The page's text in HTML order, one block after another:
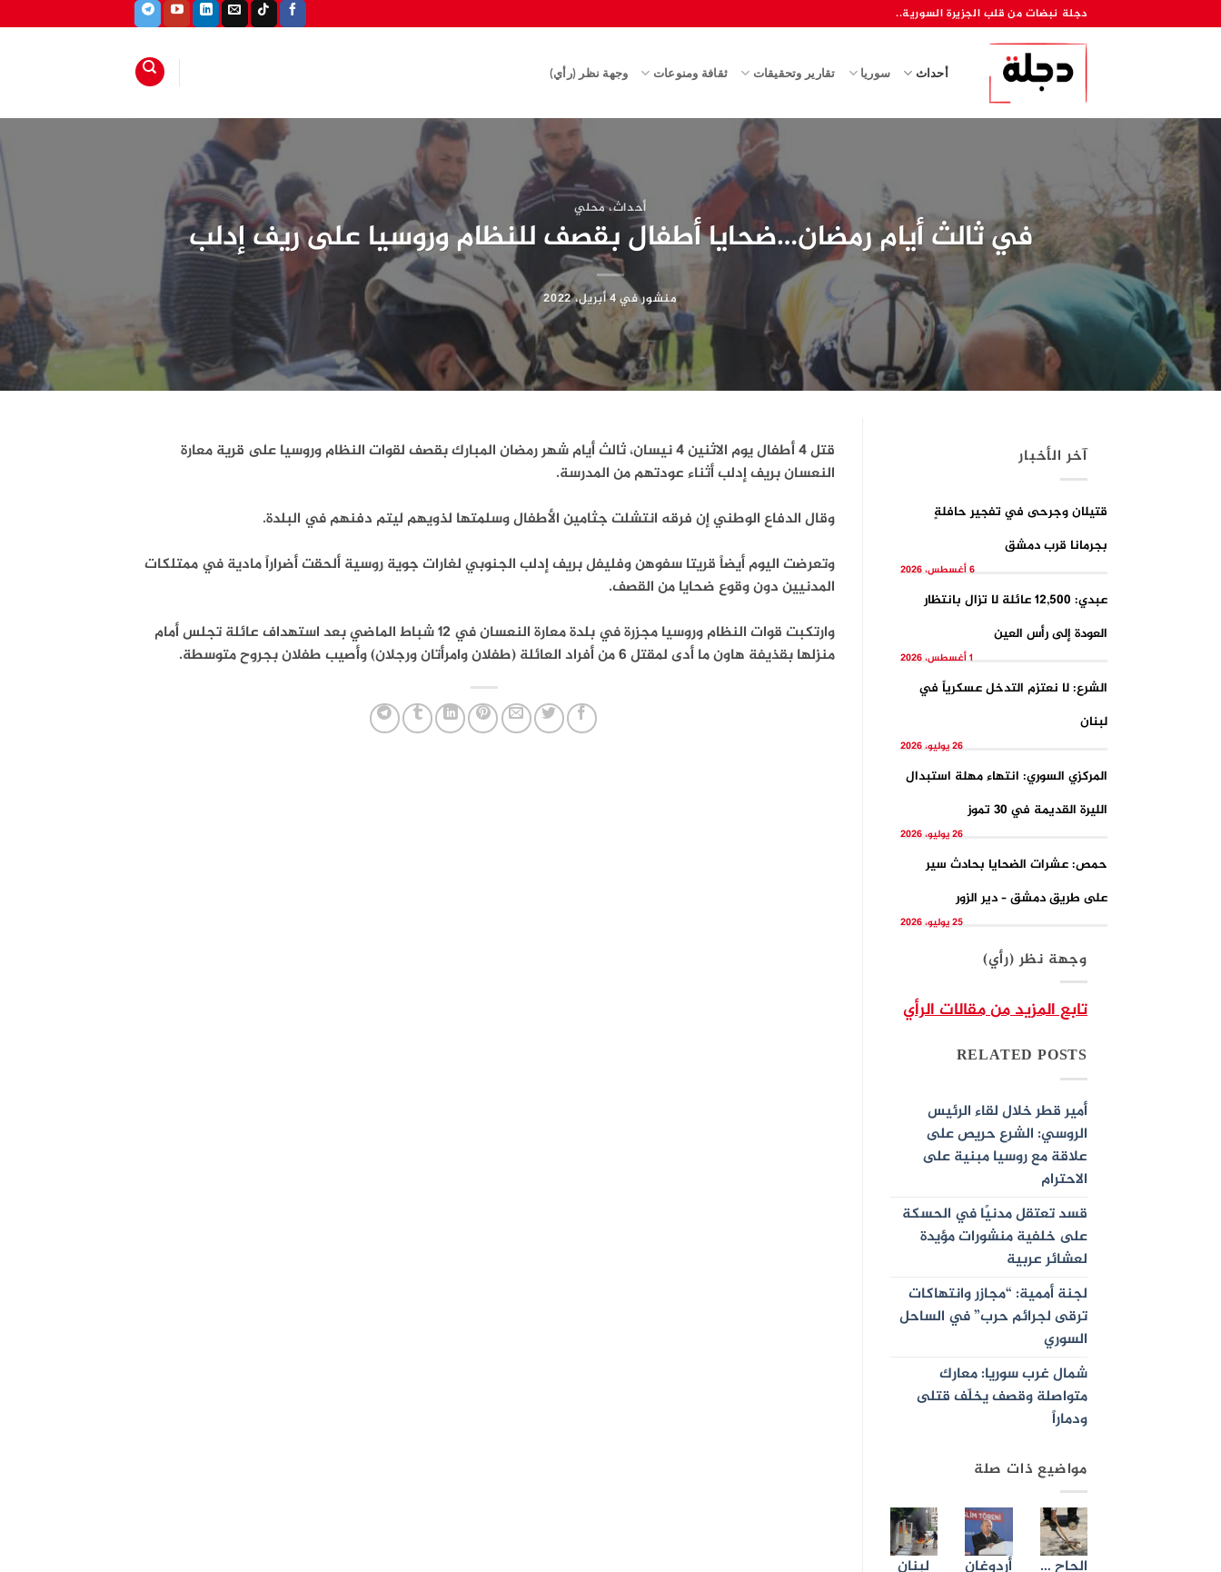
للمحتوى
دجلة نبضات من قلب الجزيرة السورية..
أحداث سوريا تقارير وتحقيقات ثقافة ومنوعات وجهة نظر (رأي)
أحداث،محلي
في ثالث أيام رمضان…ضحايا أطفال بقصف للنظام وروسيا على ريف إدلب
منشور في4 أبريل، 2022
آخر الأخبار
قتيلان وجرحى في تفجيرِ حافلةٍ
بجرمانا قرب دمشق
6 أغسطس، 2026
عبدي: 12,500 عائلة لا تزال بانتظار
العودة إلى رأس العين
1 أغسطس، 2026
الشرع: لا نعتزم التدخل عسكرياً في
لبنان
26 يوليو، 2026
المركزي السوري: انتهاء مهلة استبدال
الليرة القديمة في 30 تموز
26 يوليو، 2026
حمص: عشرات الضحايا بحادث سير
على طريق دمشق – دير الزور
25 يوليو، 2026
وجهة نظر (رأي)
تابع المزيد من مقالات الرأي
RELATED POSTS
أمير قطر خلال لقاء الرئيس
الروسي: الشرع حريص على
علاقة مع روسيا مبنية على
الاحترام
قسد تعتقل مدنيًا في الحسكة
على خلفية منشورات مؤيدة
لعشائر عربية
لجنة أممية: “مجازر وانتهاكات
ترقى لجرائم حرب” في الساحل
السوري
شمال غرب سوريا: معارك
متواصلة وقصف يخلّف قتلى
ودماراً
مواضيع ذات صلة
الحاح …
أردوغان
لبنان
قتل 4 أطفال يوم الاثنين 4 نيسان، ثالث أيام شهر رمضان المبارك بقصف لقوات النظام وروسيا على قرية معارة
النعسان بريف إدلب أثناء عودتهم من المدرسة.
وقال الدفاع الوطني إن فرقه انتشلت جثامين الأطفال وسلمتها لذويهم ليتم دفنهم في البلدة.
وتعرضت اليوم أيضاً قريتا سفوهن وفليفل بريف إدلب الجنوبي لغارات جوية روسية ألحقت أضراراً مادية في ممتلكات
المدنيين دون وقوع ضحايا من القصف.
وارتكبت قوات النظام وروسيا مجزرة في بلدة معارة النعسان في 12 شباط الماضي بعد استهداف عائلة تجلس أمام
منزلها بقذيفة هاون ما أدى لمقتل 6 من أفراد العائلة (طفلان وامرأتان ورجلان) وأصيب طفلان بجروح متوسطة.